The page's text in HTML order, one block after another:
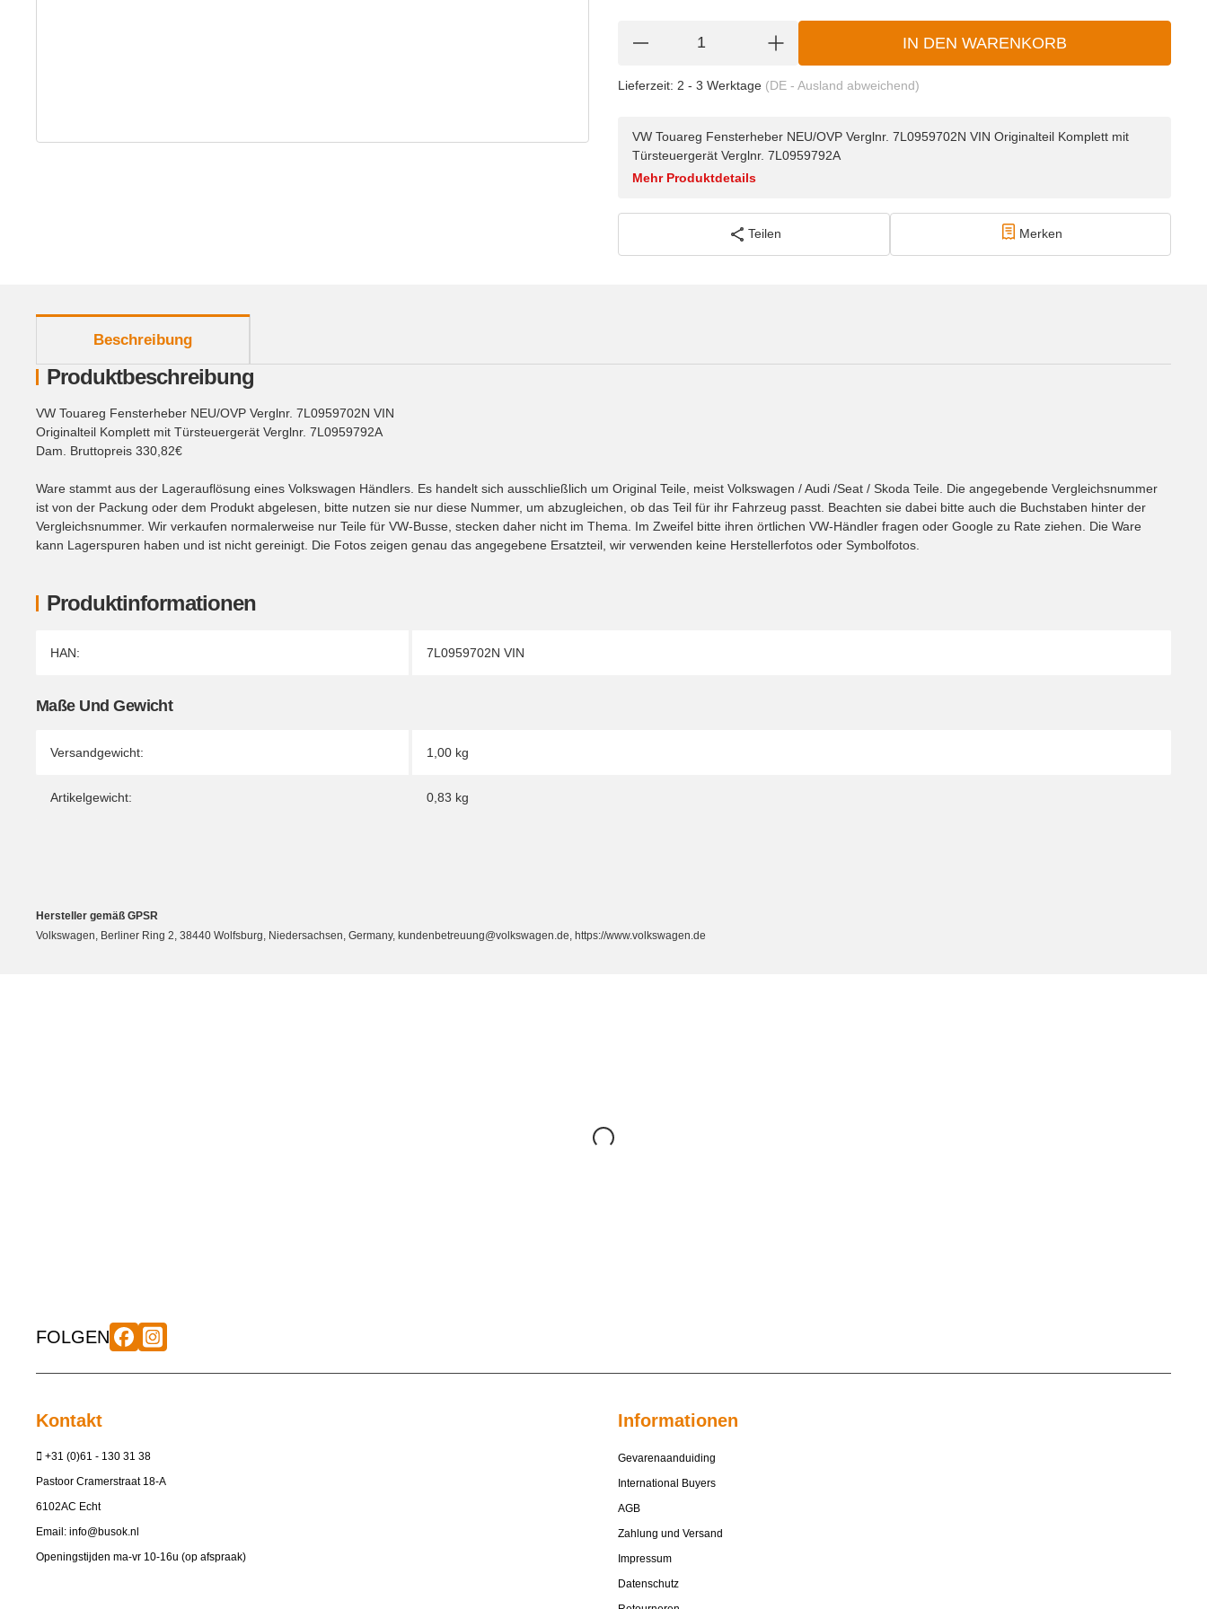
IN DEN WARENKORB
Lieferzeit: 2 - 3 Werktage (DE - Ausland abweichend)
VW Touareg Fensterheber NEU/OVP Verglnr. 7L0959702N VIN Originalteil Komplett mit
Türsteuergerät Verglnr. 7L0959792A
Mehr Produktdetails
Teilen Merken
Beschreibung
Produktinformationen
Produkteigenschaft
Wert
HAN: 7L0959702N VIN
Maße Und Gewicht
Versandgewicht: 1,00 kg
Artikelgewicht: 0,83 kg
Produktbeschreibung
VW Touareg Fensterheber NEU/OVP Verglnr. 7L0959702N VIN
Originalteil Komplett mit Türsteuergerät Verglnr. 7L0959792A
Dam. Bruttopreis 330,82€
Ware stammt aus der Lagerauflösung eines Volkswagen Händlers. Es handelt sich ausschließlich um Original Teile, meist Volkswagen / Audi /Seat / Skoda Teile. Die angegebende Vergleichsnummer
ist von der Packung oder dem Produkt abgelesen, bitte nutzen sie nur diese Nummer, um abzugleichen, ob das Teil für ihr Fahrzeug passt. Beachten sie dabei bitte auch die Buchstaben hinter der
Vergleichsnummer. Wir verkaufen normalerweise nur Teile für VW-Busse, stecken daher nicht im Thema. Im Zweifel bitte ihren örtlichen VW-Händler fragen oder Google zu Rate ziehen. Die Ware
kann Lagerspuren haben und ist nicht gereinigt. Die Fotos zeigen genau das angegebene Ersatzteil, wir verwenden keine Herstellerfotos oder Symbolfotos.
Hersteller gemäß GPSR
Volkswagen, Berliner Ring 2, 38440 Wolfsburg, Niedersachsen, Germany, kundenbetreuung@volkswagen.de, https://www.volkswagen.de
FOLGEN
Kontakt
+31 (0)61 - 130 31 38
Pastoor Cramerstraat 18-A
6102AC Echt
Email: info@busok.nl
Openingstijden ma-vr 10-16u (op afspraak)
Informationen
Gevarenaanduiding
International Buyers
AGB
Zahlung und Versand
Impressum
Datenschutz